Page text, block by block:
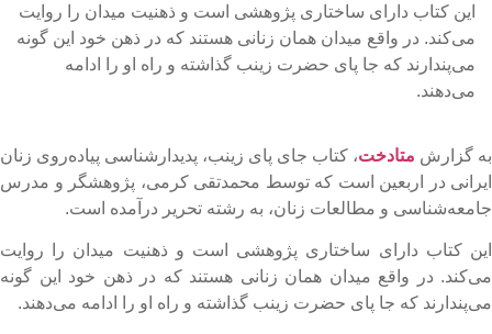
این کتاب دارای ساختاری پژوهشی است و ذهنیت میدان را روایت
می‌کند. در واقع میدان همان زنانی هستند که در ذهن خود این گونه
می‌پندارند که جا پای حضرت زینب گذاشته و راه او را ادامه
می‌دهند.
گزارش متادخت، کتاب جای پای زینب، پدیدارشناسی پیاده‌روی زنان
در اربعین است که توسط محمدتقی کرمی، پژوهشگر و مدرس
و مطالعات زنان، به رشته تحریر درآمده است.
کتاب دارای ساختاری پژوهشی است و ذهنیت میدان را روایت
در واقع میدان همان زنانی هستند که در ذهن خود این گونه
که جا پای حضرت زینب گذاشته و راه او را ادامه می‌دهند.